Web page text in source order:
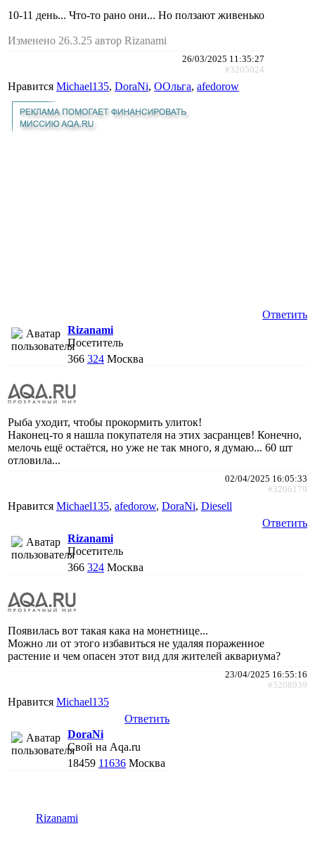
10-11 день... Что-то рано они... Но ползают живенько
Изменено 26.3.25 автор Rizanami
26/03/2025 11:35:27
#3205024
Нравится Michael135, DoraNi, ООльга, afedorow
Ответить
Rizanami
Посетитель
366 324 Москва
Рыба уходит, чтобы прокормить улиток!
Наконец-то я нашла покупателя на этих засранцев! Конечно,
мелочь ещё остаётся, но уже не так много, я думаю... 60 шт
отловила...
02/04/2025 16:05:33
#3206179
Нравится Michael135, afedorow, DoraNi, Diesell
Ответить
Rizanami
Посетитель
366 324 Москва
Появилась вот такая кака на монетнице...
Можно ли от этого избавиться не удаляя пораженное
растение и чем опасен этот вид для жителей аквариума?
23/04/2025 16:55:16
#3208939
Нравится Michael135
Ответить
DoraNi
Свой на Aqa.ru
18459 11636 Москва
Rizanami